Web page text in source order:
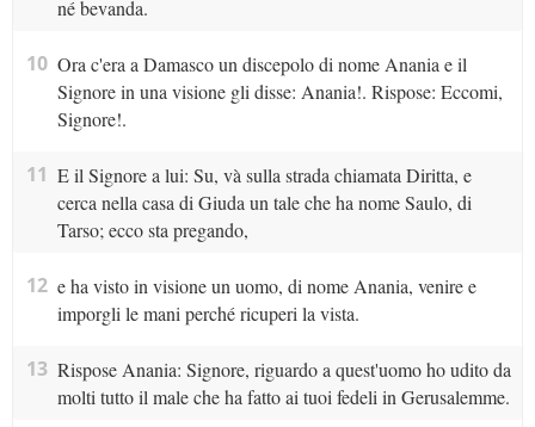
né bevanda.
10 Ora c'era a Damasco un discepolo di nome Anania e il
Signore in una visione gli disse: Anania!. Rispose: Eccomi,
Signore!.
11 E il Signore a lui: Su, và sulla strada chiamata Diritta, e
cerca nella casa di Giuda un tale che ha nome Saulo, di
Tarso; ecco sta pregando,
12 e ha visto in visione un uomo, di nome Anania, venire e
imporgli le mani perché ricuperi la vista.
13 Rispose Anania: Signore, riguardo a quest'uomo ho udito da
molti tutto il male che ha fatto ai tuoi fedeli in Gerusalemme.